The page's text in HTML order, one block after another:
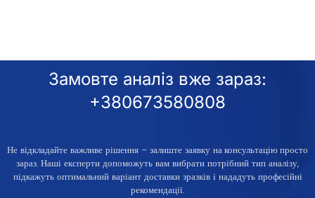
Замовте аналіз вже зараз:
+380673580808
Не відкладайте важливе рішення – залиште заявку на консультацію просто
зараз. Наші експерти допоможуть вам вибрати потрібний тип аналізу,
підкажуть оптимальний варіант доставки зразків і нададуть професійні
рекомендації.